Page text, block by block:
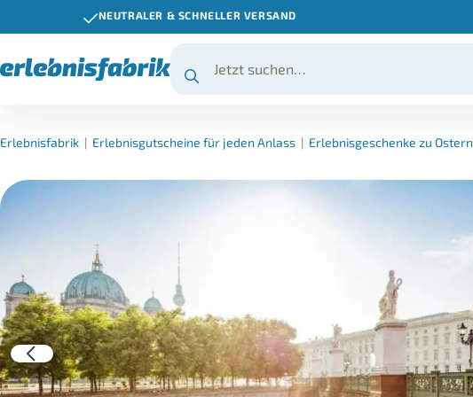
NEUTRALER & SCHNELLER VERSAND
Erlebnisfabrik | Erlebnisgutscheine für jeden Anlass | Erlebnisgeschenke zu Ostern